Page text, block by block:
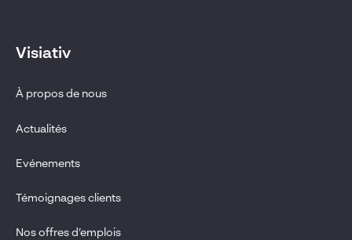
Visiativ
À propos de nous
Actualités
Evénements
Témoignages clients
Nos offres d’emplois